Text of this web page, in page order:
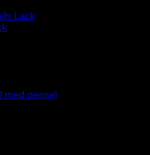
Lack
med pensel